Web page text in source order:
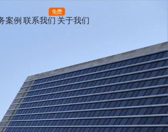
案例 联系我们
免费
关于我们